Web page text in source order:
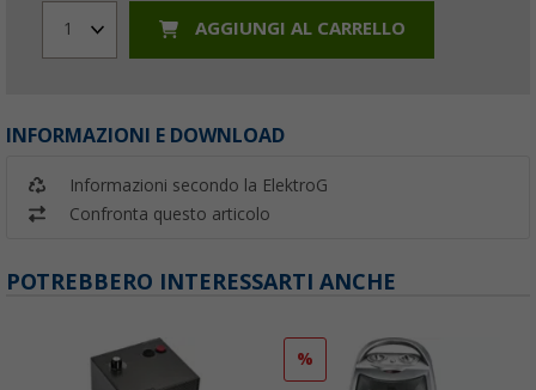
1 AGGIUNGI AL CARRELLO
INFORMAZIONI E DOWNLOAD
Informazioni secondo la ElektroG
Confronta questo articolo
POTREBBERO INTERESSARTI ANCHE
%